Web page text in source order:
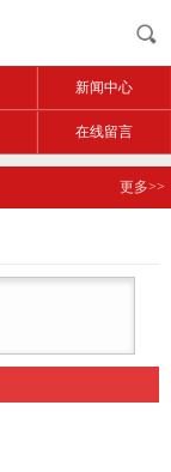
新闻中心
在线留言
更多>>